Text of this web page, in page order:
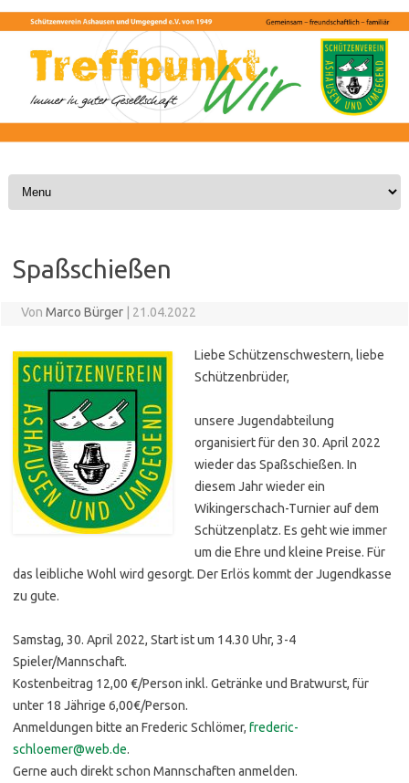
Skip to content
Spaßschießen
Von Marco Bürger 21.04.2022
Liebe Schützenschwestern, liebe
Schützenbrüder,
unsere Jugendabteilung
organisiert für den 30. April 2022
wieder das Spaßschießen. In
diesem Jahr wieder ein
Wikingerschach-Turnier auf dem
Schützenplatz. Es geht wie immer
um die Ehre und kleine Preise. Für
das leibliche Wohl wird gesorgt. Der Erlös kommt der Jugendkasse
zu gute.
Samstag, 30. April 2022, Start ist um 14.30 Uhr, 3-4
Spieler/Mannschaft.
Kostenbeitrag 12,00 €/Person inkl. Getränke und Bratwurst, für
unter 18 Jährige 6,00€/Person.
Anmeldungen bitte an Frederic Schlömer, frederic-
schloemer@web.de.
Gerne auch direkt schon Mannschaften anmelden.